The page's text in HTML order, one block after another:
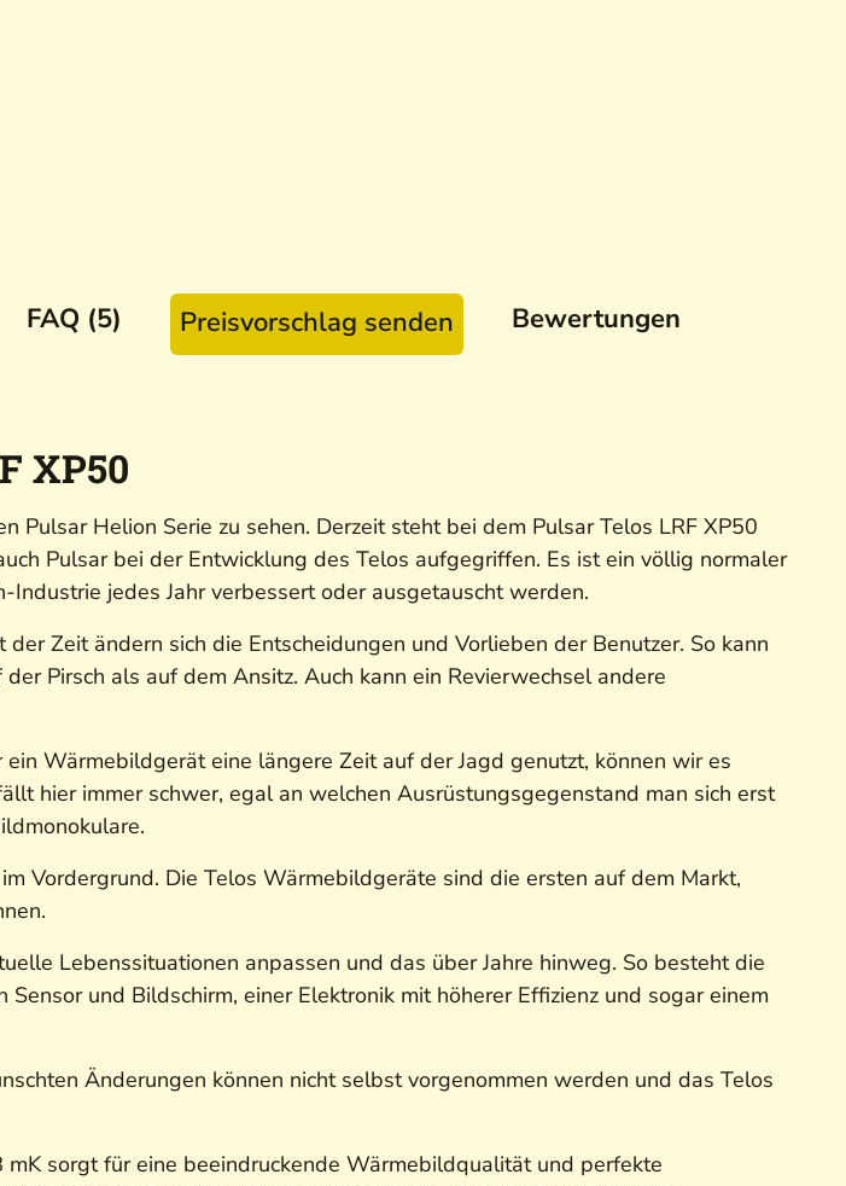
FAQ (5) Preisvorschlag senden
Bewertungen
XP50
Helion Serie zu sehen. Derzeit steht bei dem Pulsar Telos LRF XP50
Pulsar bei der Entwicklung des Telos aufgegriffen. Es ist ein völlig normaler
jedes Jahr verbessert oder ausgetauscht werden.
Zeit ändern sich die Entscheidungen und Vorlieben der Benutzer. So kann
Pirsch als auf dem Ansitz. Auch kann ein Revierwechsel andere
Wärmebildgerät eine längere Zeit auf der Jagd genutzt, können wir es
hier immer schwer, egal an welchen Ausrüstungsgegenstand man sich erst
Vordergrund. Die Telos Wärmebildgeräte sind die ersten auf dem Markt,
Lebenssituationen anpassen und das über Jahre hinweg. So besteht die
und Bildschirm, einer Elektronik mit höherer Effizienz und sogar einem
Änderungen können nicht selbst vorgenommen werden und das Telos
sorgt für eine beeindruckende Wärmebildqualität und perfekte